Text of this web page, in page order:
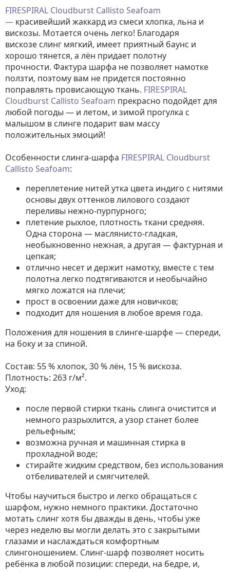
FIRESPIRAL Cloudburst Callisto Seafoam
— красивейший жаккард из смеси хлопка, льна и
вискозы. Мотается очень легко! Благодаря
вискозе слинг мягкий, имеет приятный баунс и
хорошо тянется, а лён придает полотну
прочности. Фактура шарфа не позволяет намотке
ползти, поэтому вам не придется постоянно
поправлять провисающую ткань. FIRESPIRAL
Cloudburst Callisto Seafoam прекрасно подойдет для
любой погоды — и летом, и зимой прогулка с
малышом в слинге подарит вам массу
положительных эмоций!
Особенности слинга-шарфа FIRESPIRAL Cloudburst
Callisto Seafoam:
переплетение нитей утка цвета индиго с нитями
основы двух оттенков лилового создают
переливы нежно-пурпурного;
плетение рыхлое, плотность ткани средняя.
Одна сторона — маслянисто-гладкая,
необыкновенно нежная, а другая — фактурная и
цепкая;
отлично несет и держит намотку, вместе с тем
полотна легко подтягиваются и необычайно
мягко ложатся на плечи;
прост в освоении даже для новичков;
подходит для ношения в любое время года.
Положения для ношения в слинге-шарфе — спереди,
на боку и за спиной.
Состав: 55 % хлопок, 30 % лён, 15 % вискоза.
Плотность: 263 г/м².
Уход:
после первой стирки ткань слинга очистится и
немного разрыхлится, а узор станет более
рельефным;
возможна ручная и машинная стирка в
прохладной воде;
стирайте жидким средством, без использования
отбеливателей и смягчителей.
Чтобы научиться быстро и легко обращаться с
шарфом, нужно немного практики. Достаточно
мотать слинг хотя бы дважды в день, чтобы уже
через неделю вы могли делать это с закрытыми
глазами и наслаждаться комфортным
слингоношением. Слинг-шарф позволяет носить
ребёнка в любой позиции: спереди, на бедре, и,